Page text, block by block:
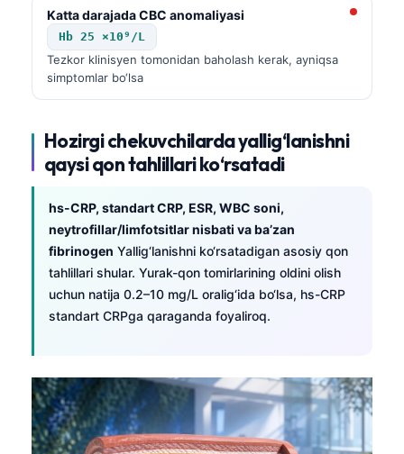
Katta darajada CBC anomaliyasi
Hb 25 ×10⁹/L
Tezkor klinisyen tomonidan baholash kerak, ayniqsa
simptomlar bo‘lsa
Hozirgi chekuvchilarda yallig‘lanishni
qaysi qon tahlillari ko‘rsatadi
hs-CRP, standart CRP, ESR, WBC soni,
neytrofillar/limfotsitlar nisbati va ba’zan
fibrinogen Yallig‘lanishni ko‘rsatadigan asosiy qon
tahlillari shular. Yurak-qon tomirlarining oldini olish
uchun natija 0.2–10 mg/L oralig‘ida bo‘lsa, hs-CRP
standart CRPga qaraganda foyaliroq.